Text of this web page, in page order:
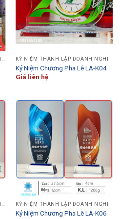
KỶ NIỆM THÀNH LẬP DOANH NGHIỆP KỶ NIỆM THÀNH LẬP DOANH NGHIỆP
Kỷ Niệm Chương Pha Lê LA-K04
Giá liên hệ
KỶ NIỆM THÀNH LẬP DOANH NGHIỆP KỶ NIỆM THÀNH LẬP DOANH NGHIỆP
Kỷ Niệm Chương Pha Lê LA-K06